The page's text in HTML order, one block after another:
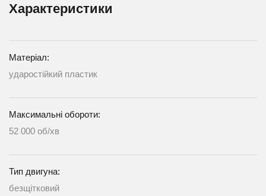
Характеристики
Матеріал:
ударостійкий пластик
Максимальні обороти:
52 000 об/хв
Тип двигуна:
безщітковий